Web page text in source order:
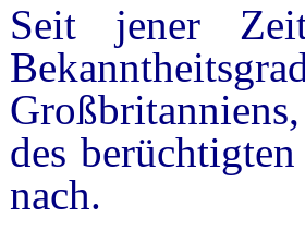
Seit jener
des
nach.